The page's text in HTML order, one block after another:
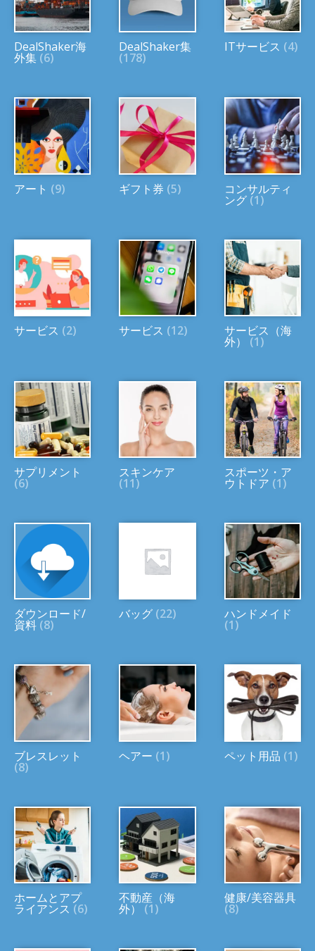
DealShaker海
外集 (6)
DealShaker集
(178)
ITサービス (4)
アート (9) ギフト券 (5) コンサルティ
ング (1)
サービス (2) サービス (12) サービス（海
外） (1)
サプリメント
(6)
スキンケア
(11)
スポーツ・ア
ウトドア (1)
ダウンロード/
資料 (8)
バッグ (22) ハンドメイド
(1)
ブレスレット
(8)
ヘアー (1) ペット用品 (1)
ホームとアプ
ライアンス (6)
不動産（海
外） (1)
健康/美容器具
(8)